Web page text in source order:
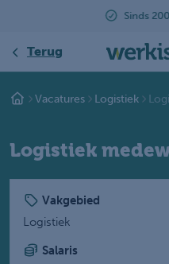
Beoordeeld met
Terug
Vacatures Logistiek
Logistiek
Vakgebied
Logistiek
Salaris